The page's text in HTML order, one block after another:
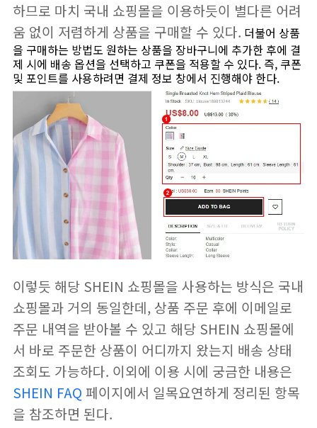
하므로 마치 국내 쇼핑몰을 이용하듯이 별다른 어려
움 없이 저렴하게 상품을 구매할 수 있다. 더불어 상품
을 구매하는 방법도 원하는 상품을 장바구니에 추가한 후에 결
제 시에 배송 옵션을 선택하고 쿠폰을 적용할 수 있다. 즉, 쿠폰
및 포인트를 사용하려면 결제 정보 창에서 진행해야 한다.
이렇듯 해당 SHEIN 쇼핑몰을 사용하는 방식은 국내
쇼핑몰과 거의 동일한데, 상품 주문 후에 이메일로
주문 내역을 받아볼 수 있고 해당 SHEIN 쇼핑몰에
서 바로 주문한 상품이 어디까지 왔는지 배송 상태
조회도 가능하다. 이외에 이용 시에 궁금한 내용은
SHEIN FAQ 페이지에서 일목요연하게 정리된 항목
을 참조하면 된다.